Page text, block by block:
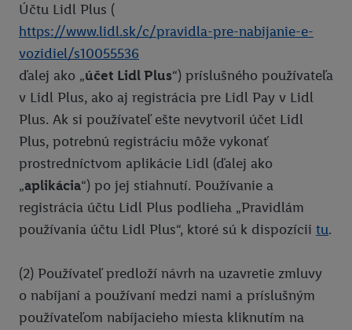
Ksebe dalsie sedenia
Ksebe prve sedenie
MG
Union zľava 10 % na PZP a havarijné poistenie
Zľava 10 % na krátkodobé cestovné poistenie
Union zľava na poistenie onkologických chorôb
Zľava 10 % na celoročné cestovné poistenie
Účtu Lidl Plus (
https://www.lidl.sk/c/pravidla-pre-nabijanie-e-
vozidiel/s10055536
ďalej ako „účet Lidl Plus“) príslušného používateľa
v Lidl Plus, ako aj registrácia pre Lidl Pay v Lidl
Plus. Ak si používateľ ešte nevytvoril účet Lidl
Plus, potrebnú registráciu môže vykonať
prostredníctvom aplikácie Lidl (ďalej ako
„aplikácia“) po jej stiahnutí. Používanie a
registrácia účtu Lidl Plus podlieha „Pravidlám
používania účtu Lidl Plus“, ktoré sú k dispozícii tu.
(2) Používateľ predloží návrh na uzavretie zmluvy
o nabíjaní a používaní medzi nami a príslušným
používateľom nabíjacieho miesta kliknutím na